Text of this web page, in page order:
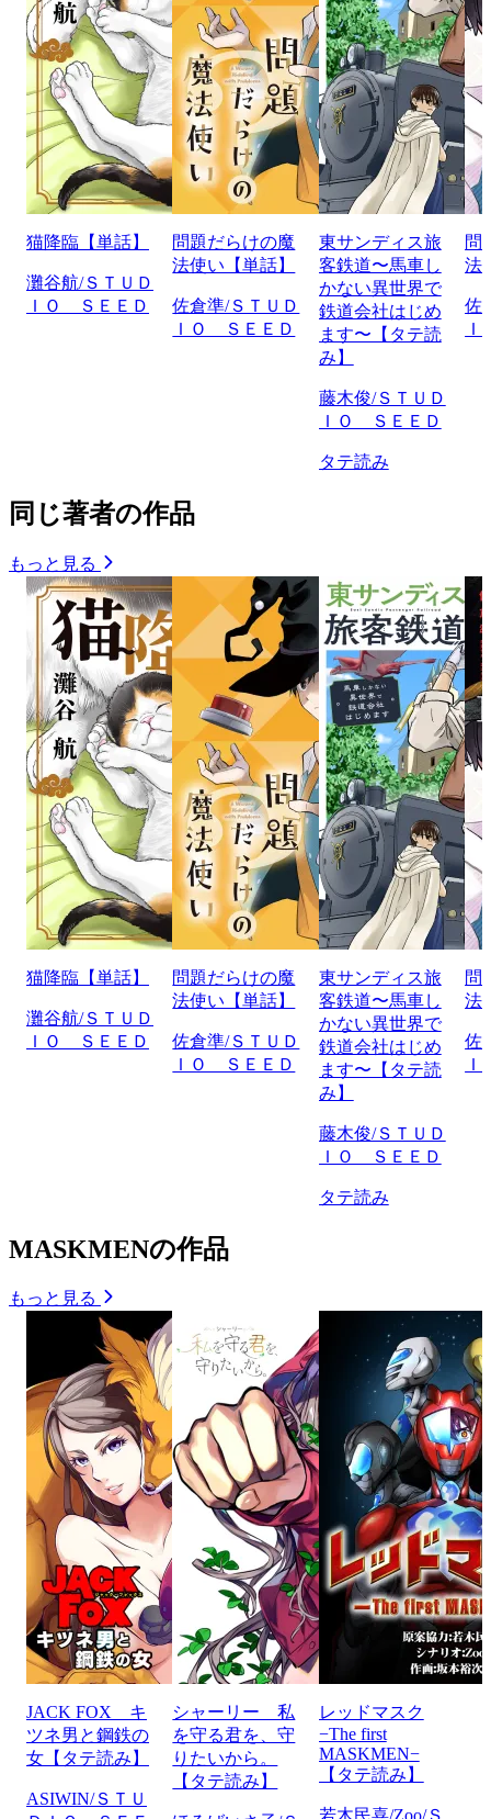
猫降臨【単話】
灘谷航/ＳＴＵＤ
ＩＯ ＳＥＥＤ
問題だらけの魔
法使い【単話】
佐倉準/ＳＴＵＤ
ＩＯ ＳＥＥＤ
東サンディス旅
客鉄道〜馬車し
かない異世界で
鉄道会社はじめ
ます〜【タテ読
み】
藤木俊/ＳＴＵＤ
ＩＯ ＳＥＥＤ
タテ読み
問
法
佐
同じ著者の作品
もっと見る
猫降臨【単話】
灘谷航/ＳＴＵＤ
ＩＯ ＳＥＥＤ
問題だらけの魔
法使い【単話】
佐倉準/ＳＴＵＤ
ＩＯ ＳＥＥＤ
東サンディス旅
客鉄道〜馬車し
かない異世界で
鉄道会社はじめ
ます〜【タテ読
み】
藤木俊/ＳＴＵＤ
ＩＯ ＳＥＥＤ
タテ読み
問
法
佐
MASKMENの作品
もっと見る
JACK FOX キ
ツネ男と鋼鉄の
女【タテ読み】
ASIWIN/ＳＴＵ
シャーリー 私
を守る君を、守
りたいから。
【タテ読み】
レッドマスク
−The first
MASKMEN−
【タテ読み】